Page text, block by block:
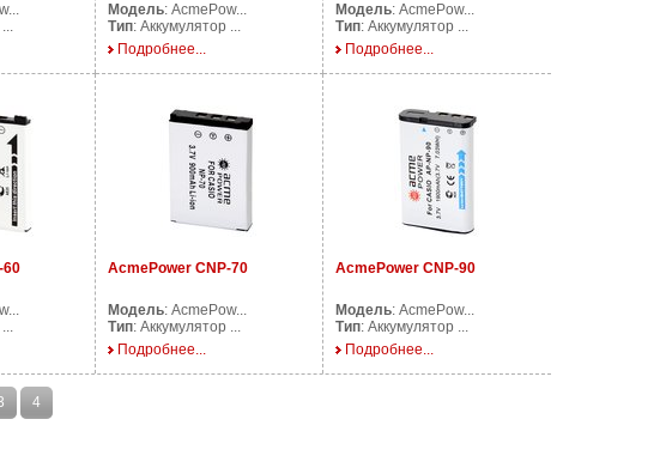
Модель: AcmePow...
Тип: Аккумулятор ...
Подробнее...
Модель: AcmePow...
Тип: Аккумулятор ...
Подробнее...
60 AcmePower CNP-70
Модель: AcmePow...
Тип: Аккумулятор ...
Подробнее...
AcmePower CNP-90
Модель: AcmePow...
Тип: Аккумулятор ...
Подробнее...
4